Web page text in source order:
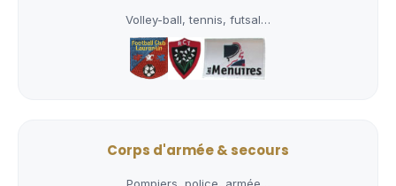
Volley-ball, tennis, futsal…
Corps d'armée & secours
Pompiers, police, armée…